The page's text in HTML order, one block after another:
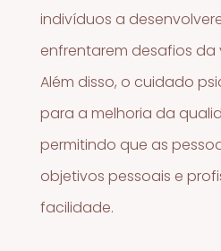
indivíduos a
enfrentarem desafios
Além disso, o cuidado
para a melhoria da
permitindo que as
objetivos pessoais e
facilidade.